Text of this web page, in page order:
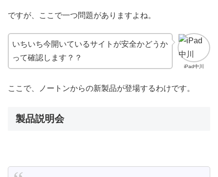
ですが、ここで一つ問題がありますよね。
iPad中川
いちいち今開いているサイトが安全かどうか
って確認します？？
ここで、ノートンからの新製品が登場するわけです。
製品説明会